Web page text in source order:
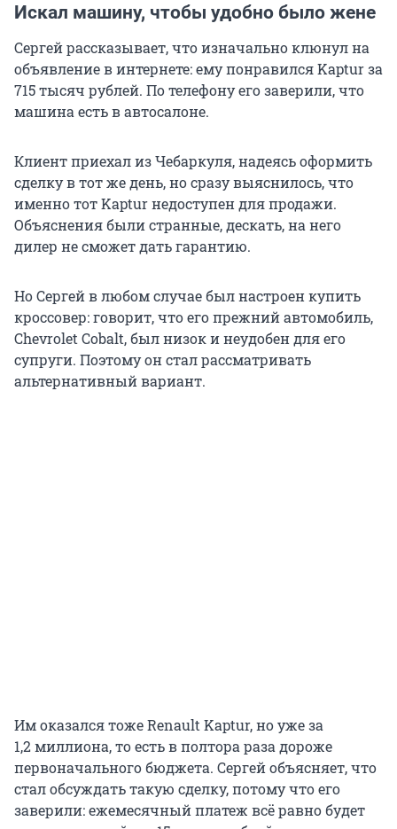
Искал машину, чтобы удобно было жене
Сергей рассказывает, что изначально клюнул на
объявление в интернете: ему понравился Kaptur за
715 тысяч рублей. По телефону его заверили, что
машина есть в автосалоне.
Клиент приехал из Чебаркуля, надеясь оформить
сделку в тот же день, но сразу выяснилось, что
именно тот Kaptur недоступен для продажи.
Объяснения были странные, дескать, на него
дилер не сможет дать гарантию.
Но Сергей в любом случае был настроен купить
кроссовер: говорит, что его прежний автомобиль,
Chevrolet Cobalt, был низок и неудобен для его
супруги. Поэтому он стал рассматривать
альтернативный вариант.
Им оказался тоже Renault Kaptur, но уже за
1,2 миллиона, то есть в полтора раза дороже
первоначального бюджета. Сергей объясняет, что
стал обсуждать такую сделку, потому что его
заверили: ежемесячный платеж всё равно будет